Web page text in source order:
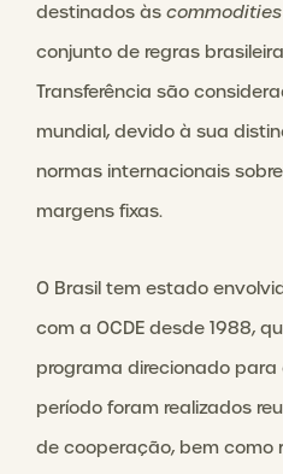
destinados às commodities
conjunto de regras
Transferência são
mundial, devido à sua
normas internacionais
margens fixas.
O Brasil tem estado
com a OCDE desde 1988,
programa direcionado para
período foram realizados
de cooperação, bem como